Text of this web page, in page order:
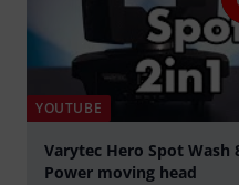
YOUTUBE
Varytec Hero Spot Wash
Power moving head